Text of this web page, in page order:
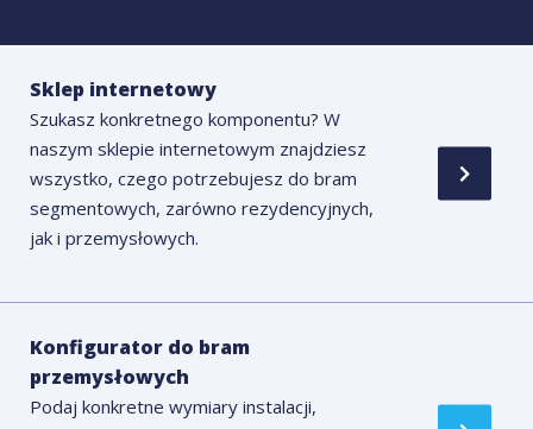
Sklep internetowy
Szukasz konkretnego komponentu? W
naszym sklepie internetowym znajdziesz
wszystko, czego potrzebujesz do bram
segmentowych, zarówno rezydencyjnych,
jak i przemysłowych.
Konfigurator do bram
przemysłowych
Podaj konkretne wymiary instalacji,